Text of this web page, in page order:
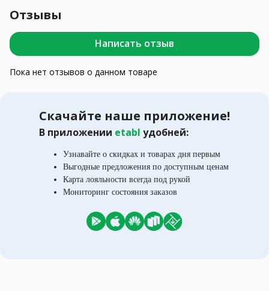
Отзывы
Написать отзыв
Пока нет отзывов о данном товаре
Скачайте наше приложение!
В приложении etabl удобней:
Узнавайте о скидках и товарах дня первым
Выгодные предложения по доступным ценам
Карта лояльности всегда под рукой
Мониторинг состояния заказов